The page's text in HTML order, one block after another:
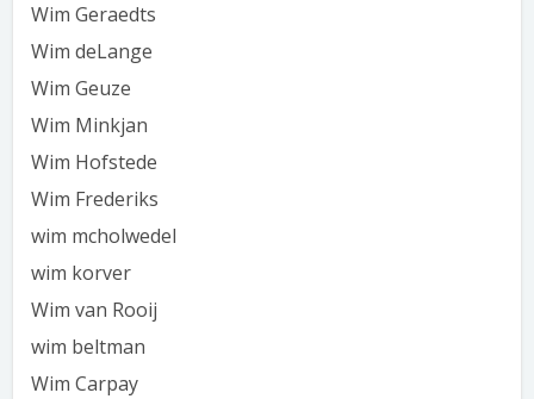
Wim Geraedts
Wim deLange
Wim Geuze
Wim Minkjan
Wim Hofstede
Wim Frederiks
wim mcholwedel
wim korver
Wim van Rooij
wim beltman
Wim Carpay